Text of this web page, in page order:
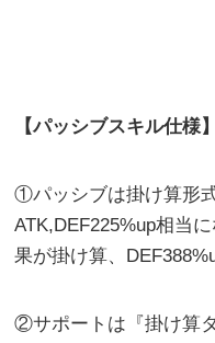
【パッシブスキル仕様】
①パッシブは掛け算形
ATK,DEF225%up相当
果が掛け算、
②サポートは『掛け算